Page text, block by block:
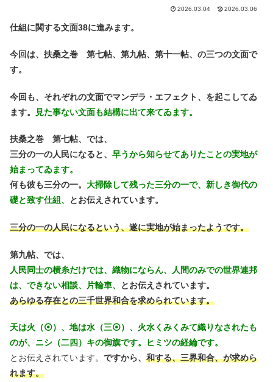
2026.03.04 2026.03.06
仕組に関する文面38に進みます。
今回は、扶桑之巻 第七帖、第九帖、第十一帖、の三つの文面で
す。
今回も、それぞれの文面でマンデラ・エフェクト、を起こしてゐ
ます。
見た事ない文面も結構に出て来てゐます。
扶桑之巻 第七帖、では、
三分の一の人民になると、 早うから知らせてありたことの実地が
始まってゐます。
何も彼も三分の一。 大掃除して残った三分の一で、新しき御代の
礎と致す仕組、
とお伝えされています。
三分の一の人民になるという、遂に実地が始まったようです。
第九帖、では、
人民同士の横糸だけでは、織物にならん、人間のみでの世界連邦
は、できない相談、片輪車、
とお伝えされています。
あらゆる存在との三千世界和合を求められています。
天は火（⦿）、地は水（三⦿）、火水くみくみて織りなされたも
のが、ニシ（二四）キの御旗です。ヒミツの経綸です。
とお伝えされています。 ですから、 和する、三界和合、が求めら
れます。